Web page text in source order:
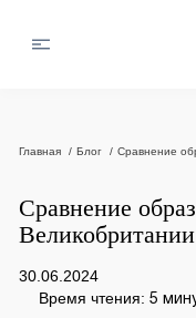
Главная Блог Сравнение
Сравнение
Великобритании
30.06.2024
Время чтения: 5